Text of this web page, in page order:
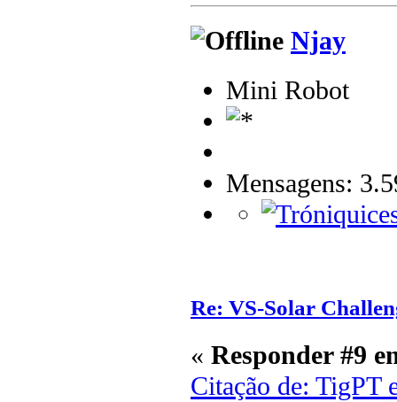
Njay
Mini Robot
Mensagens:
Re: VS-Solar
« Responder #9
Citação de: TigPT